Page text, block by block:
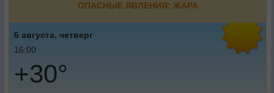
ОПАСНЫЕ ЯВЛЕНИЯ: ЖАРА
6 августа, четверг
16:00
+30°